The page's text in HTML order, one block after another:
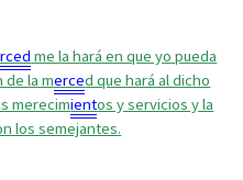
me la hará en que yo pueda
de la merced que hará al dicho
merecimientos y servicios y la
los semejantes.